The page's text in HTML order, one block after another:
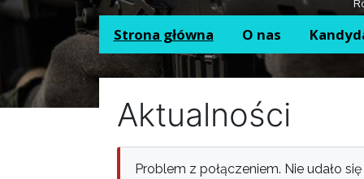
Strona główna O nas
Aktualności
Problem z połączeniem. Nie udało